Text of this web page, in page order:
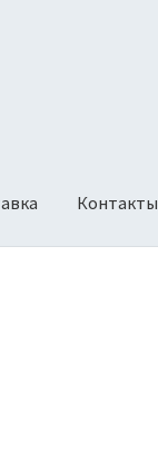
Контакты